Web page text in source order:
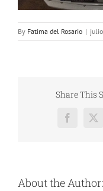
By Fatima del Rosario |
Share This
Facebook
X
About the Author: